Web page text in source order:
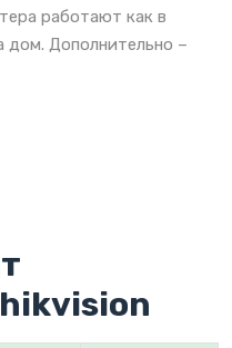
работают как в
дом. Дополнительно –